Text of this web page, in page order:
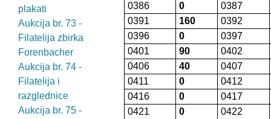
plakati
Aukcija br. 73 -
Filatelija zbirka
Forenbacher
Aukcija br. 74 -
Filatelija i
razglednice
Aukcija br. 75 -
0386
0
0387
0391
160
0392
0396
0
0397
0401
90
0402
0406
40
0407
0411
0
0412
0416
0
0417
0421
0
0422